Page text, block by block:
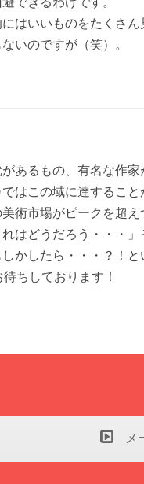
にはいいものをたくさ
いのですが（笑）。
あるもの、有名な作家
はこの域に達するこ
術市場がピークを超え
れはどうだろう・・・
かしたら・・・？！と
ちしております！
メ